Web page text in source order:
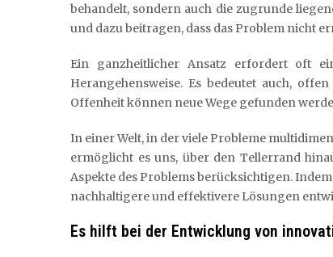
behandelt, sondern auch die zugrunde
und dazu beitragen, dass das Problem nicht
Ein ganzheitlicher Ansatz erfordert oft
Herangehensweise. Es bedeutet auch,
Offenheit können neue Wege gefunden
In einer Welt, in der viele Probleme
ermöglicht es uns, über den Tellerrand
Aspekte des Problems berücksichtigen.
nachhaltigere und effektivere Lösungen
Es hilft bei der Entwicklung von